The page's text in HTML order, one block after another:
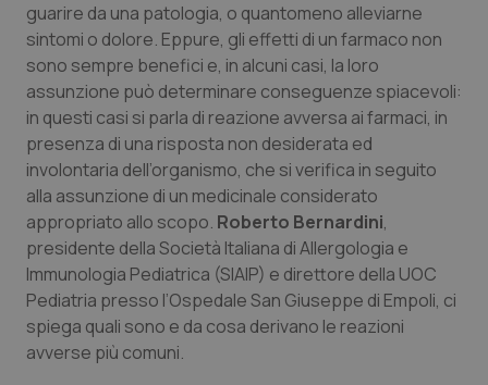
Basilicata
Calabria
Campania
Emilia-Romagna
Friuli Venezia Giulia
Lazio
Liguria
Artrite & artrosi
Asma & BPCO
Car-T
Colesterolo & coronaropatie
Dermatite Atopica
Diabete & glucometri
Disturbi dell’umore
QS Club Newsletter
guarire da una patologia, o quantomeno alleviarne
sintomi o dolore. Eppure, gli effetti di un farmaco non
sono sempre benefici e, in alcuni casi, la loro
assunzione può determinare conseguenze spiacevoli:
in questi casi si parla di reazione avversa ai farmaci, in
presenza di una risposta non desiderata ed
involontaria dell’organismo, che si verifica in seguito
alla assunzione di un medicinale considerato
appropriato allo scopo. Roberto Bernardini,
presidente della Società Italiana di Allergologia e
Immunologia Pediatrica (SIAIP) e direttore della UOC
Pediatria presso l’Ospedale San Giuseppe di Empoli, ci
spiega quali sono e da cosa derivano le reazioni
avverse più comuni.